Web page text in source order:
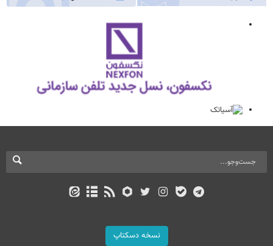
نسخه دسکتاپ